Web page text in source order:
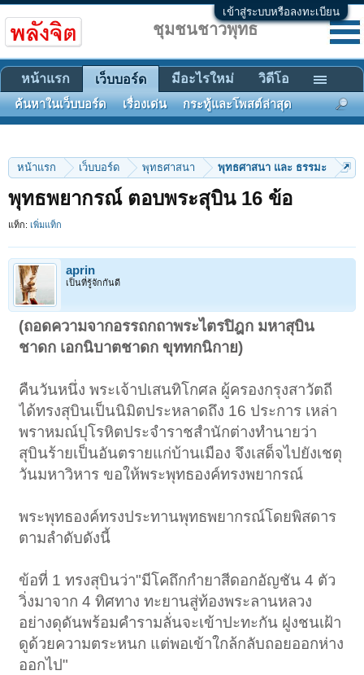
เข้าสู่ระบบหรือลงทะเบียน
หน้าแรก เว็บบอร์ด พุทธศาสนา พุทธศาสนา และ ธรรมะ
พุทธพยากรณ์ ตอบพระสุบิน 16 ข้อ
แท็ก: เพิ่มแท็ก
aprin
เป็นที่รู้จักกันดี
(ถอดความจากอรรถกถาพระไตรปิฎก มหาสุบิน
ชาดก เอกนิบาตชาดก ขุททกนิกาย)
คืนวันหนึ่ง พระเจ้าปเสนทิโกศล ผู้ครองกรุงสาวัตถี
ได้ทรงสุบินเป็นนิมิตประหลาดถึง 16 ประการ เหล่า
พราหมณ์ปุโรหิตประจำราชสำนักต่างทำนายว่า
สุบินร้ายเป็นอันตรายแก่บ้านเมือง จึงเสด็จไปยังเชตุ
วันมหาวิหาร ขอให้พระพุทธองค์ทรงพยากรณ์
พระพุทธองค์ทรงประทานพุทธพยากรณ์โดยพิสดาร
ตามลำดับดังนี้
ข้อที่ 1 ทรงสุบินว่า"มีโคถึกกำยาสีดอกอัญชัน 4 ตัว
วิ่งมาจาก 4 ทิศทาง ทะยานสู่ท้องพระลานหลวง
อย่างดุดันพร้อมคำรามลั่นจะเข้าปะทะกัน ฝูงชนเฝ้า
ดูด้วยความตระหนก แต่พอเข้าใกล้กลับถอยออกห่าง
ออกไป"
ชุมชนชาวพุทธ
หน้าแรก เว็บบอร์ด
ค้นหาในเว็บบอร์ด เรื่องเด่น กระทู้และโพสต์ล่าสุด
มีอะไรใหม่ วิดีโอ